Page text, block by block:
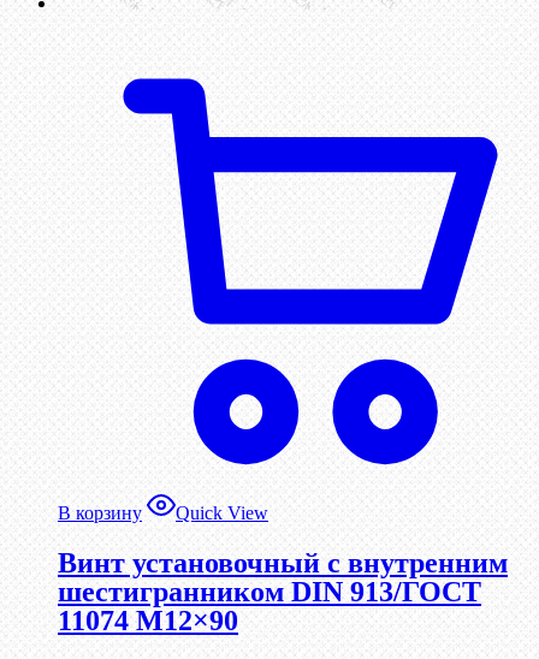
В корзину Quick View
Винт установочный с внутренним
шестигранником DIN 913/ГОСТ
11074 М12×90